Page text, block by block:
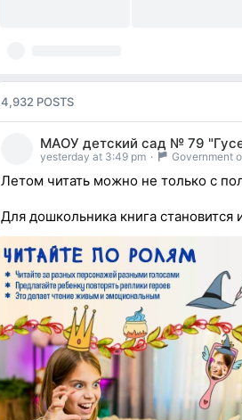
4,932 POSTS
МАОУ детский сад № 79
yesterday at 3:49 pm · Government
Летом читать можно не только с
Для дошкольника книга становится